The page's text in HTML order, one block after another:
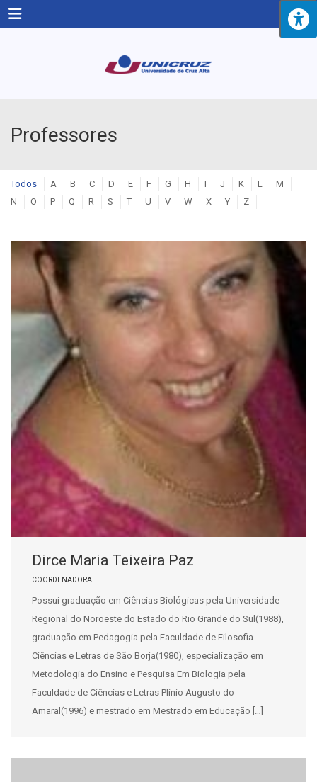
Menu
Professores
Todos A B C D E F G H I J K L
M
N
O P Q R S T U V W X Y Z
Dirce Maria Teixeira Paz
COORDENADORA
Possui graduação em Ciências Biológicas pela Universidade
Regional do Noroeste do Estado do Rio Grande do Sul(1988),
graduação em Pedagogia pela Faculdade de Filosofia
Ciências e Letras de São Borja(1980), especialização em
Metodologia do Ensino e Pesquisa Em Biologia pela
Faculdade de Ciências e Letras Plínio Augusto do
Amaral(1996) e mestrado em Mestrado em Educação […]